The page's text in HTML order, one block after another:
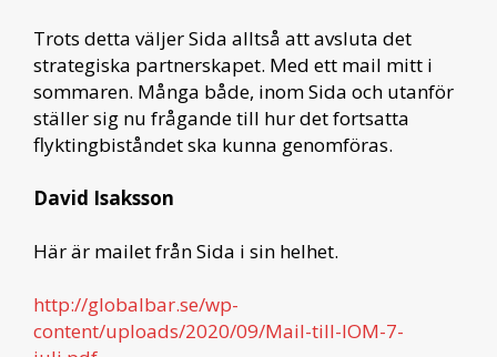
Trots detta väljer Sida alltså att avsluta det
strategiska partnerskapet. Med ett mail mitt i
sommaren. Många både, inom Sida och utanför
ställer sig nu frågande till hur det fortsatta
flyktingbiståndet ska kunna genomföras.
David Isaksson
Här är mailet från Sida i sin helhet.
http://globalbar.se/wp-
content/uploads/2020/09/Mail-till-IOM-7-